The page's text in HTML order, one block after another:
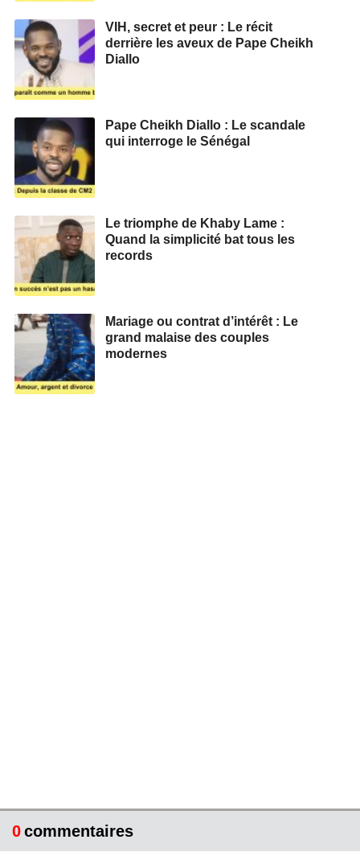
VIH, secret et peur : Le récit
derrière les aveux de Pape Cheikh
Diallo
Pape Cheikh Diallo : Le scandale
qui interroge le Sénégal
Le triomphe de Khaby Lame :
Quand la simplicité bat tous les
records
Mariage ou contrat d’intérêt : Le
grand malaise des couples
modernes
0commentaires